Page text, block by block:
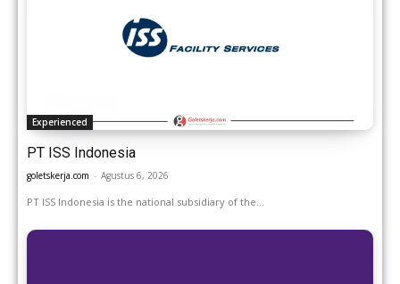
Experienced
PT ISS Indonesia
goletskerja.com - Agustus 6, 2026
PT ISS Indonesia is the national subsidiary of the...